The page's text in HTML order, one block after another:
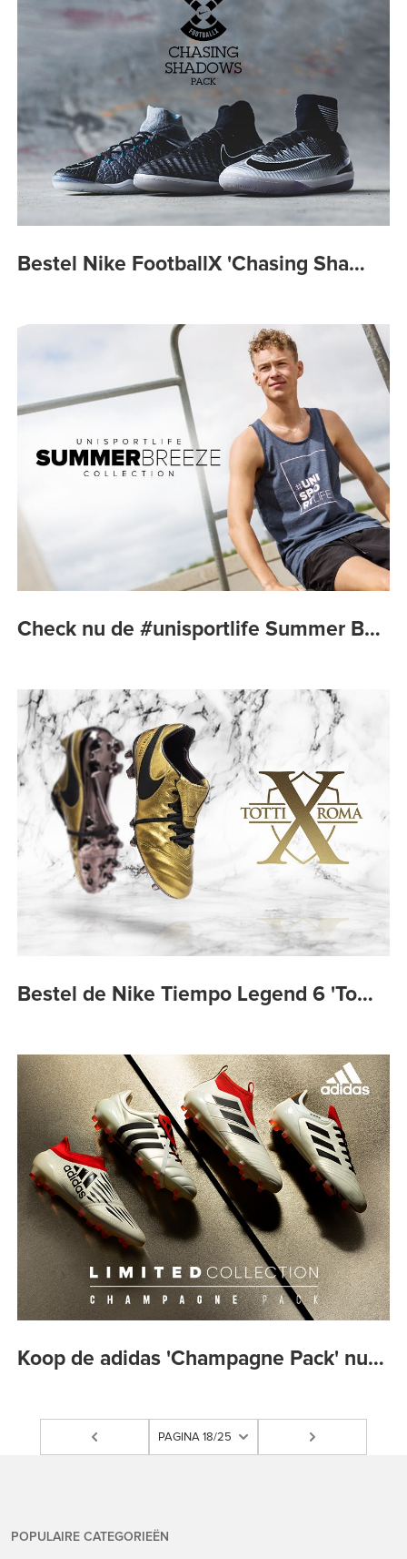
Bestel Nike FootballX 'Chasing Sha…
Check nu de #unisportlife Summer B…
Bestel de Nike Tiempo Legend 6 'To…
Koop de adidas 'Champagne Pack' nu…
PAGINA 18/25
POPULAIRE CATEGORIEËN